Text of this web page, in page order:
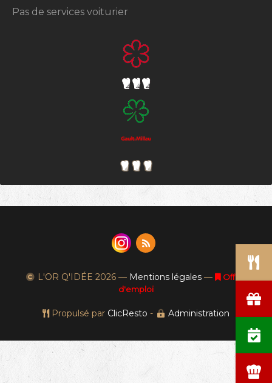
Pas de services voiturier
L'OR Q'IDÉE 2026 — Mentions légales —
Offres
d'emploi
Propulsé par ClicResto - Administration